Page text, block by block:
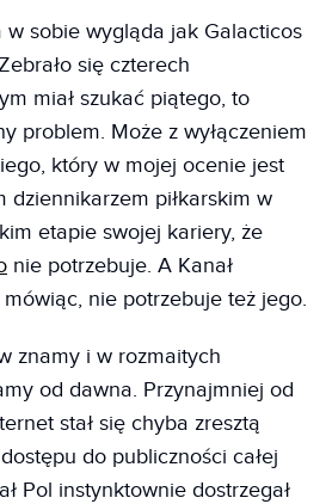
w sobie wygląda jak Galacticos
się czterech
miał szukać piątego, to
problem. Może z wyłączeniem
który w mojej ocenie jest
dziennikarzem piłkarskim w
etapie swojej kariery, że
nie potrzebuje. A Kanał
nie potrzebuje też jego.
znamy i w rozmaitych
od dawna. Przynajmniej od
stał się chyba zresztą
do publiczności całej
Pol instynktownie dostrzegał